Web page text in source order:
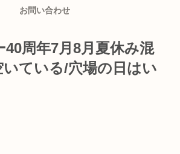
お問い合わせ
周年7月8月夏休み混
いている/穴場の日はい